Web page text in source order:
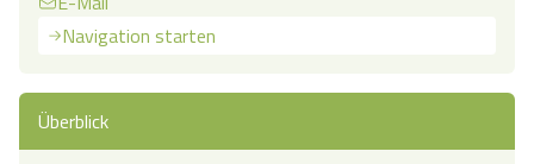
Navigation starten
Überblick